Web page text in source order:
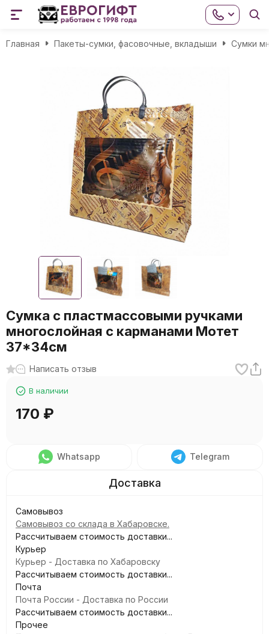
Главная Пакеты-сумки, фасовочные, вкладыши Сумки
Сумка с пластмассовыми ручками
многослойная с карманами Мотет
37*34см
Написать отзыв
В наличии
170 ₽
Whatsapp Telegram
Самовывоз
Самовывоз со склада в Хабаровске.
Рассчитываем стоимость доставки...
Курьер
Курьер - Доставка по Хабаровску
Рассчитываем стоимость доставки...
Почта
Почта России - Доставка по России
Рассчитываем стоимость доставки...
Прочее